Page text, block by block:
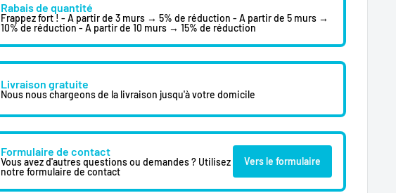
Rabais de quantité
Frappez fort ! - A partir de 3 murs → 5% de réduction - A partir de 5 murs →
10% de réduction - A partir de 10 murs → 15% de réduction
Livraison gratuite
Nous nous chargeons de la livraison jusqu'à votre domicile
Formulaire de contact
Vous avez d'autres questions ou demandes ? Utilisez
notre formulaire de contact
Vers le formulaire